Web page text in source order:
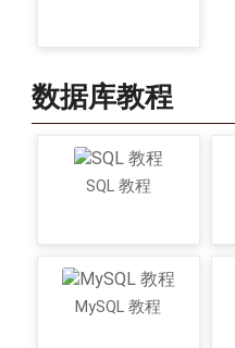
数据库教程
SQL 教程
MySQL 教程